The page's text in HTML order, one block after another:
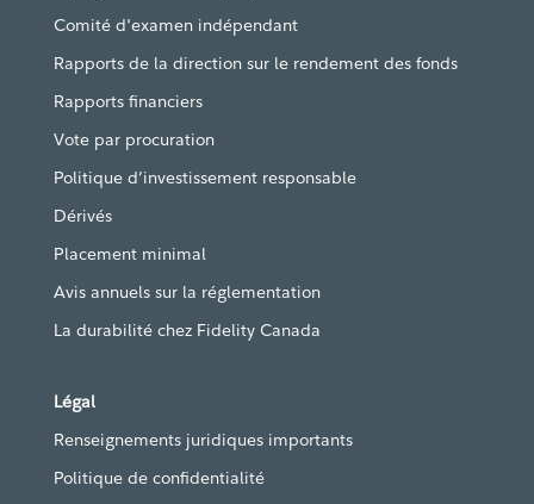
Comité d'examen indépendant
Rapports de la direction sur le rendement des fonds
Rapports financiers
Vote par procuration
Politique d’investissement responsable
Dérivés
Placement minimal
Avis annuels sur la réglementation
La durabilité chez Fidelity Canada
Légal
Renseignements juridiques importants
Politique de confidentialité